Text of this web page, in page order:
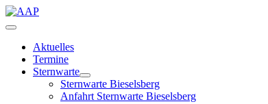
Aktuelles
Termine
Sternwarte
Sternwarte Bieselsberg
Anfahrt Sternwarte Bieselsberg